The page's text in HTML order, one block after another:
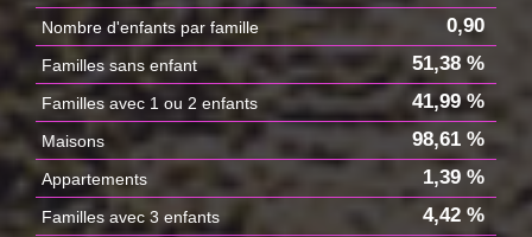
Nombre d'enfants par famille 0,90
Familles sans enfant 51,38 %
Familles avec 1 ou 2 enfants 41,99 %
Maisons 98,61 %
Appartements 1,39 %
Familles avec 3 enfants 4,42 %